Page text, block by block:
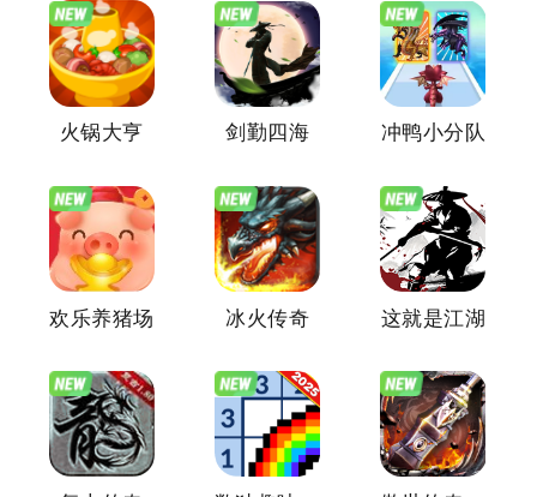
火锅大亨 剑勤四海 冲鸭小分队
欢乐养猪场 冰火传奇 这就是江湖